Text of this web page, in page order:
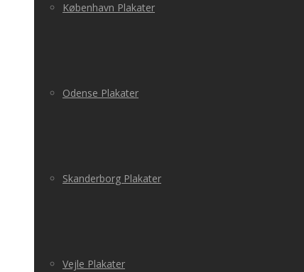
København Plakater
Odense Plakater
Skanderborg Plakater
Vejle Plakater